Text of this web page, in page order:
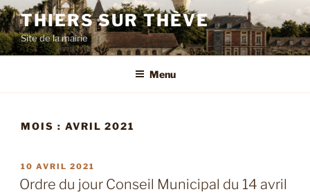
Aller
au
contenu
principal
THIERS SUR THÈVE
Site de la mairie
Menu
MOIS : AVRIL 2021
PUBLIÉ
LE
10 AVRIL 2021
Ordre du jour Conseil Municipal du 14 avril